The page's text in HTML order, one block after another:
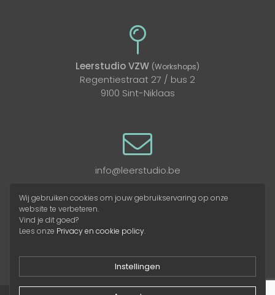
Leerstudio VZW (Workshops)
Regentiestraat 27 / bus 2
9100 Sint-Niklaas
info@leerstudio.be
Wij gebruiken cookies om jouw gebruikservaring op onze
website te verbeteren.
Vind je dit goed?
Lees onze Privacy en cookie policy.
Instellingen